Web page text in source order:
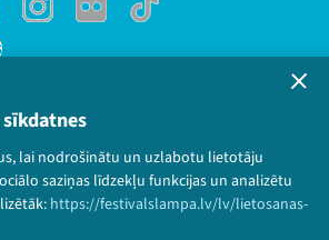
lai nodrošinātu un uzlabotu lietotāju
saziņas līdzekļu funkcijas un analizētu
https://festivalslampa.lv/lv/lietosanas-
Instagram
Flick TikTok
un sīkdatņu politika
politika
LAMPA Visas tiesības